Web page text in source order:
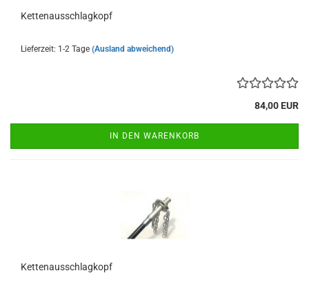
Ket­ten­aus­schlag­kopf
Lieferzeit: 1-2 Tage (Ausland abweichend)
84,00 EUR
IN DEN WARENKORB
Ket­ten­aus­schlag­kopf